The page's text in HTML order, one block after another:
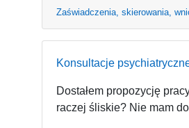
Zaświadczenia, skierowania,
Konsultacje
Dostałem propozycję
raczej śliskie? Nie mam